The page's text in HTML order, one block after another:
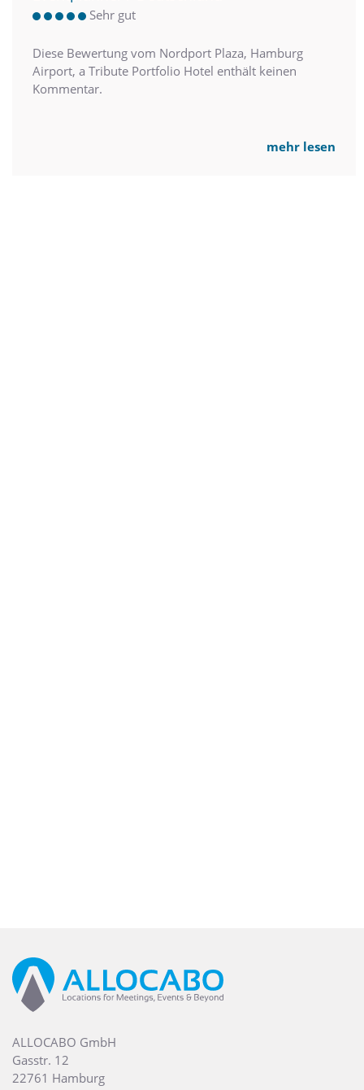
Sehr gut
Diese Bewertung vom Nordport Plaza, Hamburg
Airport, a Tribute Portfolio Hotel enthält keinen
Kommentar.
mehr lesen
ALLOCABO GmbH
Gasstr. 12
22761 Hamburg